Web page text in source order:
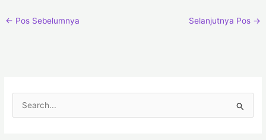
← Pos Sebelumnya Selanjutnya Pos →